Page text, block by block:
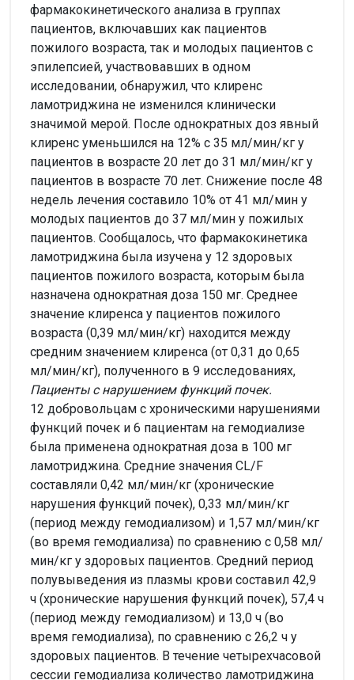
фармакокинетического анализа в группах
пациентов, включавших как пациентов
пожилого возраста, так и молодых пациентов с
эпилепсией, участвовавших в одном
исследовании, обнаружил, что клиренс
ламотриджина не изменился клинически
значимой мерой. После однократных доз явный
клиренс уменьшился на 12% с 35 мл/мин/кг у
пациентов в возрасте 20 лет до 31 мл/мин/кг у
пациентов в возрасте 70 лет. Снижение после 48
недель лечения составило 10% от 41 мл/мин у
молодых пациентов до 37 мл/мин у пожилых
пациентов. Сообщалось, что фармакокинетика
ламотриджина была изучена у 12 здоровых
пациентов пожилого возраста, которым была
назначена однократная доза 150 мг. Среднее
значение клиренса у пациентов пожилого
возраста (0,39 мл/мин/кг) находится между
средним значением клиренса (от 0,31 до 0,65
мл/мин/кг), полученного в 9 исследованиях,
Пациенты с нарушением функций почек.
12 добровольцам с хроническими нарушениями
функций почек и 6 пациентам на гемодиализе
была применена однократная доза в 100 мг
ламотриджина. Средние значения CL/F
составляли 0,42 мл/мин/кг (хронические
нарушения функций почек), 0,33 мл/мин/кг
(период между гемодиализом) и 1,57 мл/мин/кг
(во время гемодиализа) по сравнению с 0,58 мл/
мин/кг у здоровых пациентов. Средний период
полувыведения из плазмы крови составил 42,9
ч (хронические нарушения функций почек), 57,4 ч
(период между гемодиализом) и 13,0 ч (во
время гемодиализа), по сравнению с 26,2 ч у
здоровых пациентов. В течение четырехчасовой
сессии гемодиализа количество ламотриджина